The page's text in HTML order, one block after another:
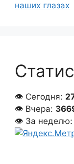
наших глазах
👁 Сегодня:
👁 Вчера:
👁 За неделю: